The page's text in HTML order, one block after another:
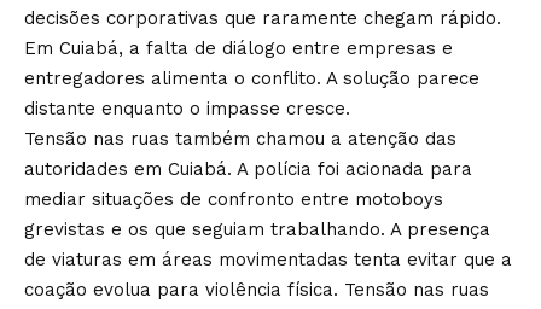
decisões corporativas que raramente chegam rápido.
Em Cuiabá, a falta de diálogo entre empresas e
entregadores alimenta o conflito. A solução parece
distante enquanto o impasse cresce.
Tensão nas ruas também chamou a atenção das
autoridades em Cuiabá. A polícia foi acionada para
mediar situações de confronto entre motoboys
grevistas e os que seguiam trabalhando. A presença
de viaturas em áreas movimentadas tenta evitar que a
coação evolua para violência física. Tensão nas ruas